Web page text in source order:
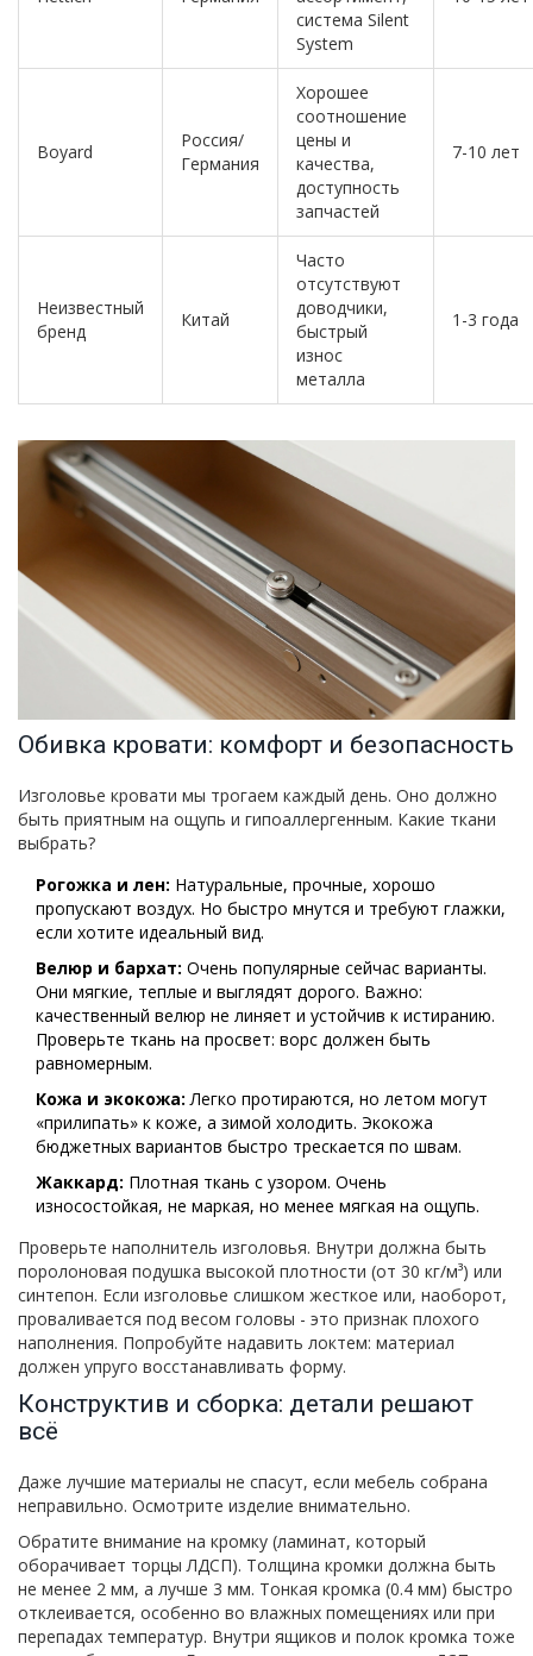
система Silent
System
Boyard
Россия/
Германия
Хорошее
соотношение
цены и
качества,
доступность
запчастей
7-10 лет
Неизвестный
бренд
Китай
Часто
отсутствуют
доводчики,
быстрый
износ
металла
1-3 года
Обивка кровати: комфорт и безопасность
Изголовье кровати мы трогаем каждый день. Оно должно
быть приятным на ощупь и гипоаллергенным. Какие ткани
выбрать?
Рогожка и лен: Натуральные, прочные, хорошо
пропускают воздух. Но быстро мнутся и требуют глажки,
если хотите идеальный вид.
Велюр и бархат: Очень популярные сейчас варианты.
Они мягкие, теплые и выглядят дорого. Важно:
качественный велюр не линяет и устойчив к истиранию.
Проверьте ткань на просвет: ворс должен быть
равномерным.
Кожа и экокожа: Легко протираются, но летом могут
«прилипать» к коже, а зимой холодить. Экокожа
бюджетных вариантов быстро трескается по швам.
Жаккард: Плотная ткань с узором. Очень
износостойкая, не маркая, но менее мягкая на ощупь.
Проверьте наполнитель изголовья. Внутри должна быть
поролоновая подушка высокой плотности (от 30 кг/м³) или
синтепон. Если изголовье слишком жесткое или, наоборот,
проваливается под весом головы - это признак плохого
наполнения. Попробуйте надавить локтем: материал
должен упруго восстанавливать форму.
Конструктив и сборка: детали решают
всё
Даже лучшие материалы не спасут, если мебель собрана
неправильно. Осмотрите изделие внимательно.
Обратите внимание на кромку (ламинат, который
оборачивает торцы ЛДСП). Толщина кромки должна быть
не менее 2 мм, а лучше 3 мм. Тонкая кромка (0.4 мм) быстро
отклеивается, особенно во влажных помещениях или при
перепадах температур. Внутри ящиков и полок кромка тоже